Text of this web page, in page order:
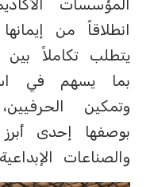
المؤسسات
انطلاقاً من
يتطلب تكاملاً بين
بما يسهم في
وتمكين
بوصفها إحدى
والصناعات